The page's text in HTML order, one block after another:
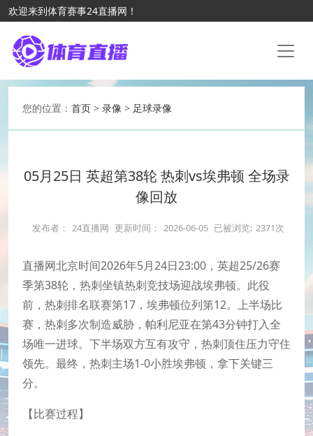
欢迎来到体育赛事24直播网！
您的位置： 首页 > 录像 > 足球录像
05月25日 英超第38轮 热刺vs埃弗顿 全场录
像回放
发布者： 24直播网 更新时间： 2026-06-05 已被浏览: 2371次
直播网北京时间2026年5月24日23:00，英超25/26赛
季第38轮，热刺坐镇热刺竞技场迎战埃弗顿。此役
前，热刺排名联赛第17，埃弗顿位列第12。上半场比
赛，热刺多次制造威胁，帕利尼亚在第43分钟打入全
场唯一进球。下半场双方互有攻守，热刺顶住压力守住
领先。最终，热刺主场1-0小胜埃弗顿，拿下关键三
分。
【比赛过程】